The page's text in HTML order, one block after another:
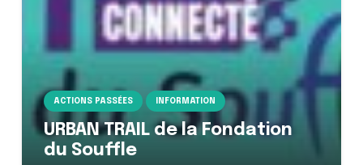
ACTIONS PASSÉES INFORMATION
URBAN TRAIL de la Fondation
du Souffle